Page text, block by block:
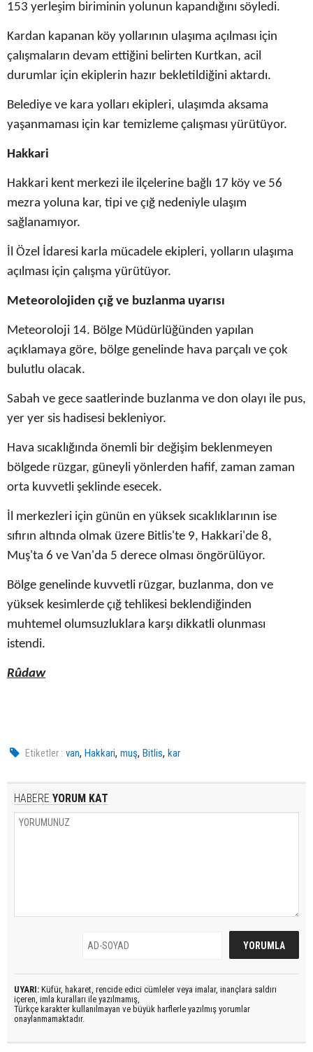
153 yerleşim biriminin yolunun kapandığını söyledi.
Kardan kapanan köy yollarının ulaşıma açılması için
çalışmaların devam ettiğini belirten Kurtkan, acil
durumlar için ekiplerin hazır bekletildiğini aktardı.
Belediye ve kara yolları ekipleri, ulaşımda aksama
yaşanmaması için kar temizleme çalışması yürütüyor.
Hakkari
Hakkari kent merkezi ile ilçelerine bağlı 17 köy ve 56
mezra yoluna kar, tipi ve çığ nedeniyle ulaşım
sağlanamıyor.
İl Özel İdaresi karla mücadele ekipleri, yolların ulaşıma
açılması için çalışma yürütüyor.
Meteorolojiden çığ ve buzlanma uyarısı
Meteoroloji 14. Bölge Müdürlüğünden yapılan
açıklamaya göre, bölge genelinde hava parçalı ve çok
bulutlu olacak.
Sabah ve gece saatlerinde buzlanma ve don olayı ile pus,
yer yer sis hadisesi bekleniyor.
Hava sıcaklığında önemli bir değişim beklenmeyen
bölgede rüzgar, güneyli yönlerden hafif, zaman zaman
orta kuvvetli şeklinde esecek.
İl merkezleri için günün en yüksek sıcaklıklarının ise
sıfırın altında olmak üzere Bitlis'te 9, Hakkari'de 8,
Muş'ta 6 ve Van'da 5 derece olması öngörülüyor.
Bölge genelinde kuvvetli rüzgar, buzlanma, don ve
yüksek kesimlerde çığ tehlikesi beklendiğinden
muhtemel olumsuzluklara karşı dikkatli olunması
istendi.
Rûdaw
Etiketler : van,Hakkari,muş,Bitlis,kar
HABERE YORUM KAT
UYARI: Küfür, hakaret, rencide edici cümleler veya imalar, inançlara saldırı
içeren, imla kuralları ile yazılmamış,
Türkçe karakter kullanılmayan ve büyük harflerle yazılmış yorumlar
onaylanmamaktadır.